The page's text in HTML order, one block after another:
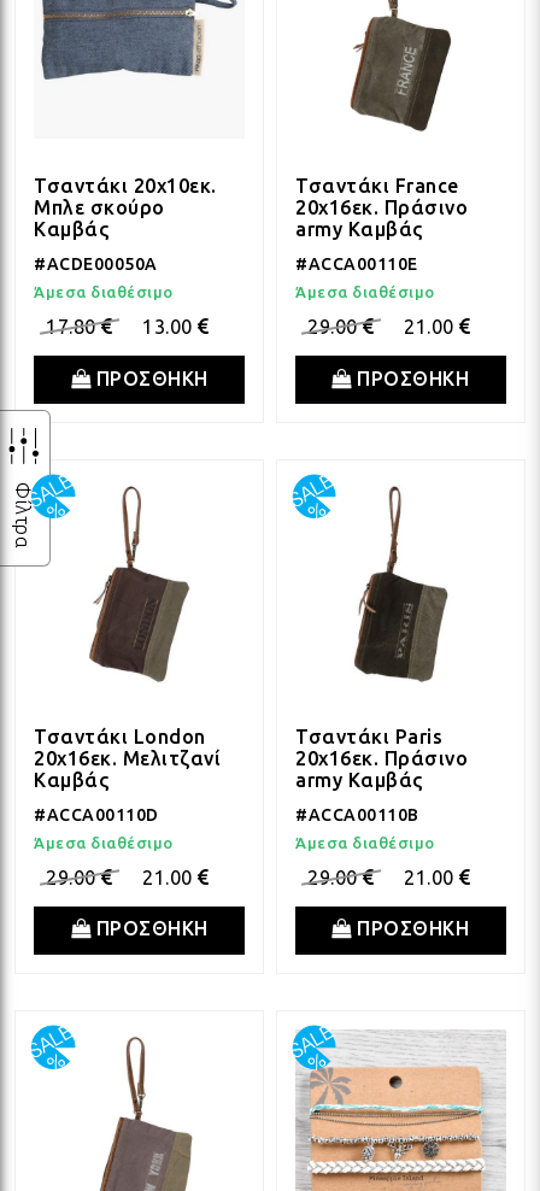
Φίλτρα
Τσαντάκι 20x10εκ.
Μπλε σκούρο
Καμβάς
#ACDE00050A
Άμεσα διαθέσιμο
17.80 13.00
ΠΡΟΣΘΗΚΗ
Τσαντάκι France
20x16εκ. Πράσινο
army Καμβάς
#ACCA00110E
Άμεσα διαθέσιμο
29.00 21.00
ΠΡΟΣΘΗΚΗ
Τσαντάκι London
20x16εκ. Μελιτζανί
Καμβάς
#ACCA00110D
Άμεσα διαθέσιμο
29.00 21.00
ΠΡΟΣΘΗΚΗ
Τσαντάκι Paris
20x16εκ. Πράσινο
army Καμβάς
#ACCA00110B
Άμεσα διαθέσιμο
29.00 21.00
ΠΡΟΣΘΗΚΗ